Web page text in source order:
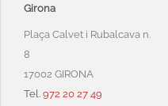
Girona
Plaça Calvet i Rubalcava n.
8
17002 GIRONA
Tel. 972 20 27 49